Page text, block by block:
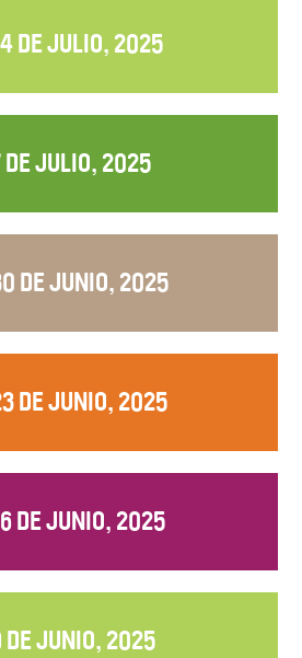
DE JULIO, 2025
DE JULIO, 2025
DE JUNIO, 2025
DE JUNIO, 2025
DE JUNIO, 2025
DE JUNIO, 2025